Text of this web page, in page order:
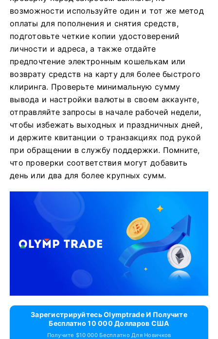
возможности используйте один и тот же метод
оплаты для пополнения и снятия средств,
подготовьте четкие копии удостоверений
личности и адреса, а также отдайте
предпочтение электронным кошелькам или
возврату средств на карту для более быстрого
клиринга. Проверьте минимальную сумму
вывода и настройки валюты в своем аккаунте,
отправляйте запросы в начале рабочей недели,
чтобы избежать выходных и праздничных дней,
и держите квитанции о транзакциях под рукой
при обращении в службу поддержки. Помните,
что проверки соответствия могут добавить
день или два для более крупных сумм.
Зарегистрируйтесь Olymptrade И Получите
Бесплатно 10 000 Долларов США
Получите $10 000 Бесплатно Для Новичков